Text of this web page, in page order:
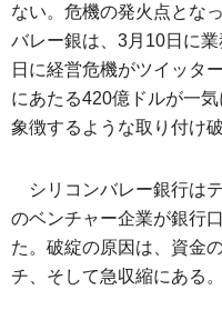
ない。危機の発火点とな
バレー銀は、3月10日に
日に経営危機がツイッタ
にあたる420億ドルが一
象徴するような取り付け
シリコンバレー銀行は
のベンチャー企業が銀行
た。破綻の原因は、資金
チ、そして急収縮にある。